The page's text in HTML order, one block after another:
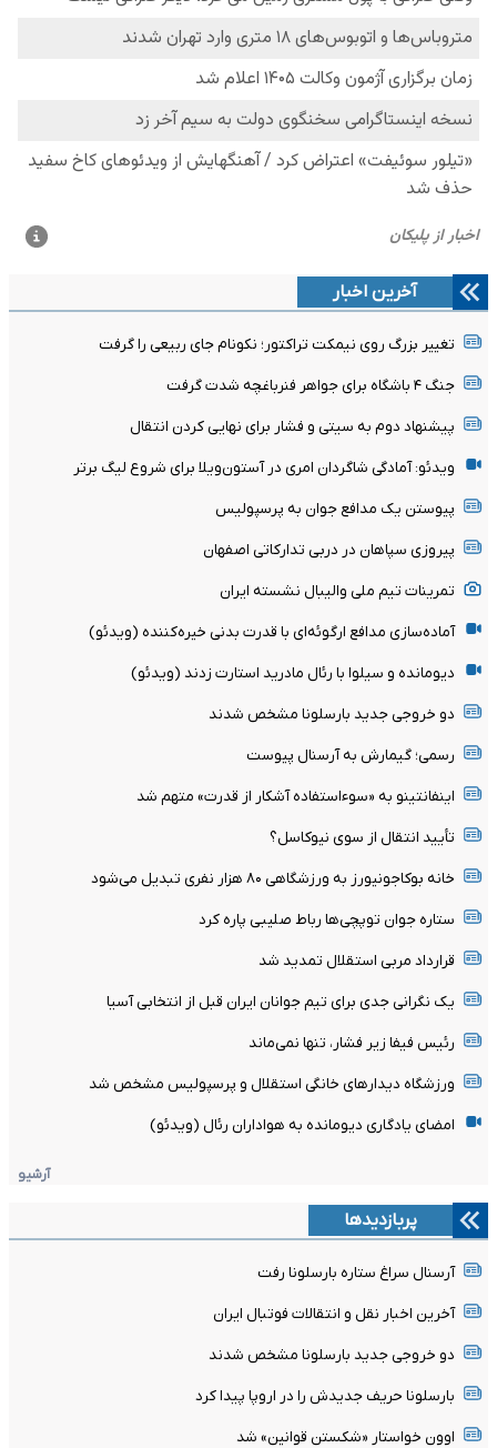
آخرین اخبار
تغییر بزرگ روی نیمکت تراکتور؛ نکونام جای ربیعی را گرفت
جنگ ۴ باشگاه برای جواهر فنرباغچه شدت گرفت
پیشنهاد دوم به سیتی و فشار برای نهایی کردن انتقال
ویدئو: آمادگی شاگردان امری در آستون‌ویلا برای شروع لیگ برتر
پیوستن یک مدافع جوان به پرسپولیس
پیروزی سپاهان در دربی تدارکاتی اصفهان
تمرینات تیم ملی والیبال نشسته ایران
آماده‌سازی مدافع ارگوئه‌ای با قدرت بدنی خیره‌کننده (ویدئو)
دیومانده و سیلوا با رئال مادرید استارت زدند (ویدئو)
دو خروجی جدید بارسلونا مشخص شدند
رسمی؛ گیمارش به آرسنال پیوست
اینفانتینو به «سوءاستفاده آشکار از قدرت» متهم شد
تأیید انتقال از سوی نیوکاسل؟
خانه بوکاجونیورز به ورزشگاهی ۸۰ هزار نفری تبدیل می‌شود
ستاره جوان توپچی‌ها رباط صلیبی پاره کرد
قرارداد مربی استقلال تمدید شد
یک نگرانی جدی برای تیم جوانان ایران قبل از انتخابی آسیا
رئیس فیفا زیر فشار، تنها نمی‌ماند
ورزشگاه دیدارهای خانگی استقلال و پرسپولیس مشخص شد
امضای یادگاری دیومانده به هواداران رئال (ویدئو)
آرشیو
پربازدیدها
آرسنال سراغ ستاره بارسلونا رفت
آخرین اخبار نقل و انتقالات فوتبال ایران
دو خروجی جدید بارسلونا مشخص شدند
بارسلونا حریف جدیدش را در اروپا پیدا کرد
اوون خواستار «شکستن قوانین» شد